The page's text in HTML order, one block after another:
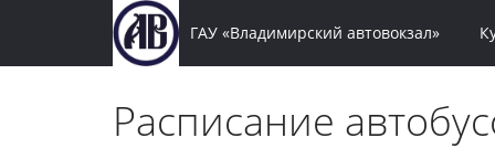
ГАУ «Владимирский автовокзал»
Расписание